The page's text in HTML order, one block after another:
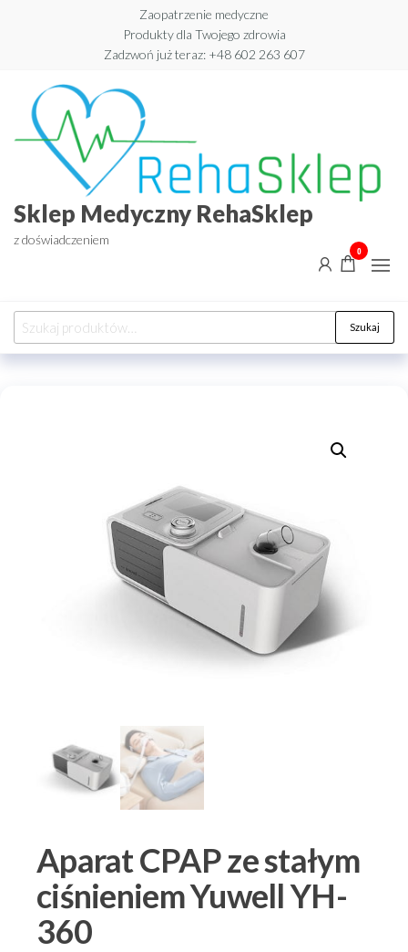
Zaopatrzenie medyczne
Produkty dla Twojego zdrowia
Zadzwoń już teraz: +48 602 263 607​
Sklep Medyczny RehaSklep
z doświadczeniem
0
Szukaj: Szukaj
Aparat CPAP ze stałym
ciśnieniem Yuwell YH-
360